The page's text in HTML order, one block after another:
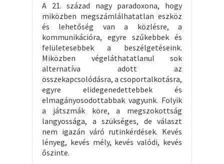
A 21. század nagy paradoxona, hogy
miközben megszámlálhatatlan eszköz
és lehetőség van a közlésre, a
kommunikációra, egyre szűkebbek és
felületesebbek a beszélgetéseink.
Miközben végeláthatatlanul sok
alternatíva adott az
összekapcsolódásra, a csoportalkotásra,
egyre elidegenedettebbek és
elmagányosodottabbak vagyunk. Folyik
a játszmák köre, a megszokottság
langyossága, a szükséges, de választ
nem igazán váró rutinkérdések. Kevés
lényeg, kevés mély, kevés valódi, kevés
őszinte.